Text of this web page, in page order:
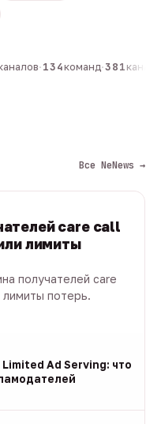
·134команд·381
Все NeNews →
care call
лимиты
получателей care
потерь.
Ad Serving: что